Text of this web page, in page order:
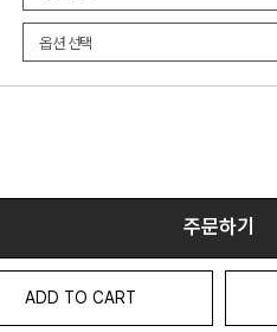
주문하기
ADD TO CART